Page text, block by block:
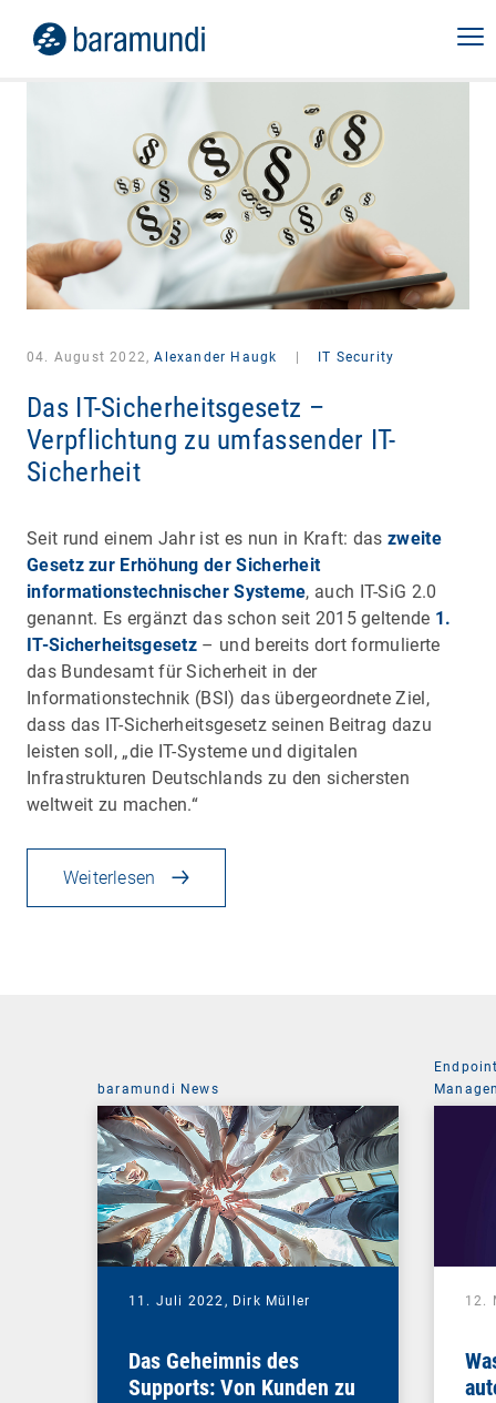
04. August 2022,Alexander Haugk IT Security
Das IT-Sicherheitsgesetz –
Verpflichtung zu umfassender IT-
Sicherheit
Seit rund einem Jahr ist es nun in Kraft: das zweite
Gesetz zur Erhöhung der Sicherheit
informationstechnischer Systeme, auch IT-SiG 2.0
genannt. Es ergänzt das schon seit 2015 geltende 1.
IT-Sicherheitsgesetz – und bereits dort formulierte
das Bundesamt für Sicherheit in der
Informationstechnik (BSI) das übergeordnete Ziel,
dass das IT-Sicherheitsgesetz seinen Beitrag dazu
leisten soll, „die IT-Systeme und digitalen
Infrastrukturen Deutschlands zu den sichersten
weltweit zu machen.“
Weiterlesen
baramundi News
11. Juli 2022, Dirk Müller
Das Geheimnis des
Supports: Von Kunden zu
12.